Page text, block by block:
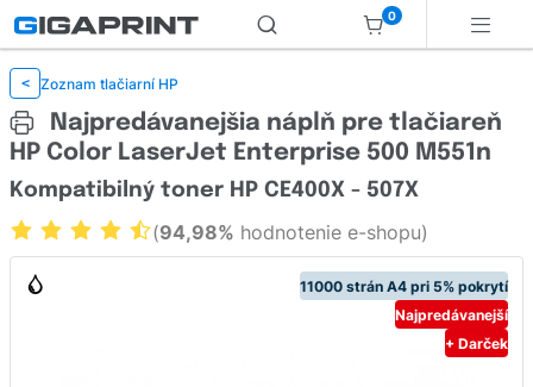
0
< Zoznam tlačiarní HP
Najpredávanejšia náplň pre tlačiareň
HP Color LaserJet Enterprise 500 M551n
11000 strán A4 pri 5% pokrytí
Najpredávanejší
+ Darček
Kompatibilný toner HP CE400X - 507X
(94,98% hodnotenie e-shopu)